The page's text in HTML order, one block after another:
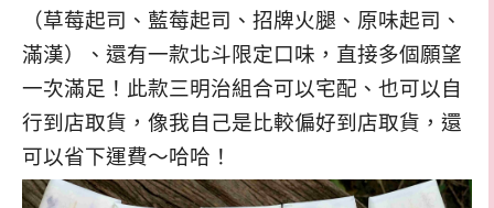
（草莓起司、藍莓起司、招牌火腿、原味起司、
滿漢）、還有一款北斗限定口味，直接多個願望
一次滿足！此款三明治組合可以宅配、也可以自
行到店取貨，像我自己是比較偏好到店取貨，還
可以省下運費～哈哈！